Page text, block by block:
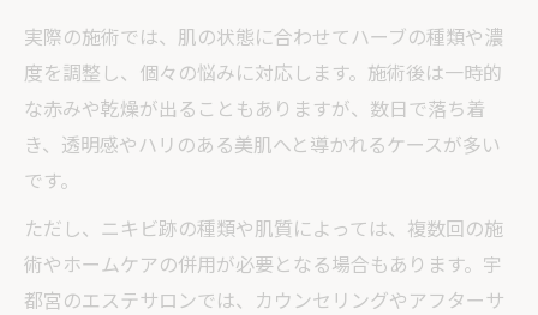
実際の施術では、肌の状態に合わせてハーブの種類や濃
度を調整し、個々の悩みに対応します。施術後は一時的
な赤みや乾燥が出ることもありますが、数日で落ち着
き、透明感やハリのある美肌へと導かれるケースが多い
です。
ただし、ニキビ跡の種類や肌質によっては、複数回の施
術やホームケアの併用が必要となる場合もあります。宇
都宮のエステサロンでは、カウンセリングやアフターサ